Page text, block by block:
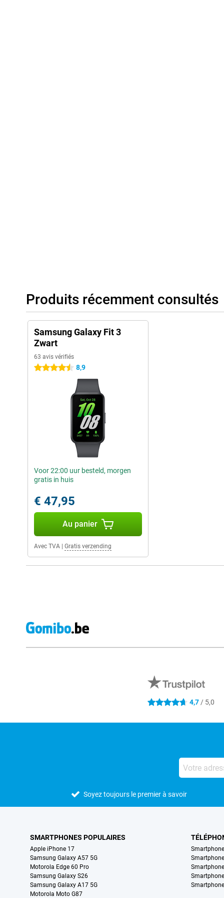
Produits récemment consultés
Samsung Galaxy Fit 3
Zwart
63 avis vérifiés
4.5 étoiles 8,9
Voor 22:00 uur besteld, morgen
gratis in huis
€ 47,95
Au panier
Avec TVA Gratis verzending
4.7 étoiles 4,7 / 5,0
Soyez toujours le premier à savoir
SMARTPHONES POPULAIRES
Apple iPhone 17
Samsung Galaxy A57 5G
Motorola Edge 60 Pro
Samsung Galaxy S26
Samsung Galaxy A17 5G
Motorola Moto G87